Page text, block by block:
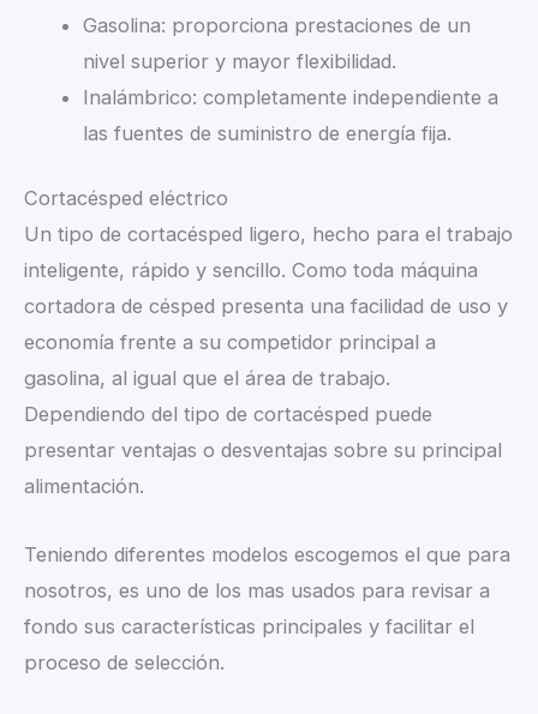
Gasolina: proporciona prestaciones de un
nivel superior y mayor flexibilidad.
Inalámbrico: completamente independiente a
las fuentes de suministro de energía fija.
Cortacésped eléctrico
Un tipo de cortacésped ligero, hecho para el trabajo
inteligente, rápido y sencillo. Como toda máquina
cortadora de césped presenta una facilidad de uso y
economía frente a su competidor principal a
gasolina, al igual que el área de trabajo.
Dependiendo del tipo de cortacésped puede
presentar ventajas o desventajas sobre su principal
alimentación.
Teniendo diferentes modelos escogemos el que para
nosotros, es uno de los mas usados para revisar a
fondo sus características principales y facilitar el
proceso de selección.